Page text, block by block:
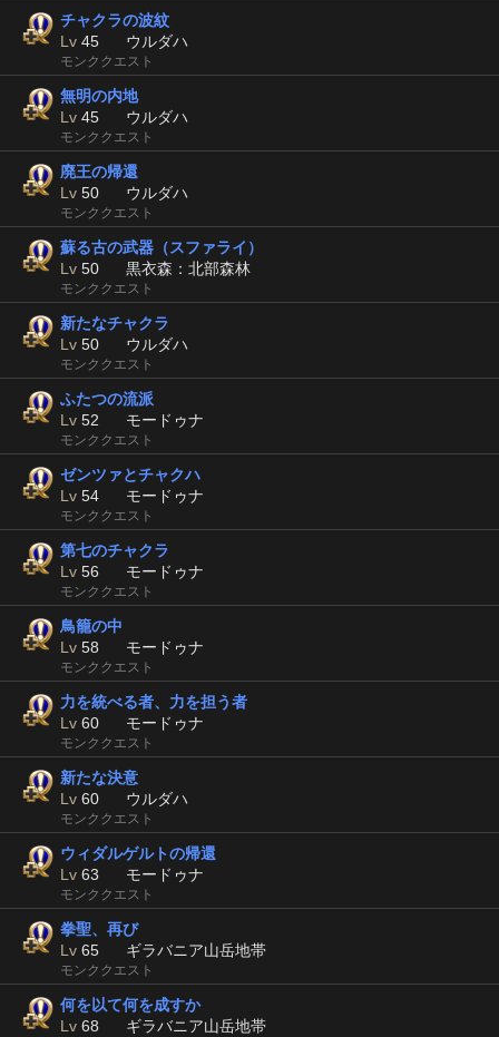
チャクラの波紋
Lv 45 ウルダハ
モンククエスト
無明の内地
Lv 45 ウルダハ
モンククエスト
廃王の帰還
Lv 50 ウルダハ
モンククエスト
蘇る古の武器（スファライ）
Lv 50 黒衣森：北部森林
モンククエスト
新たなチャクラ
Lv 50 ウルダハ
モンククエスト
ふたつの流派
Lv 52 モードゥナ
モンククエスト
ゼンツァとチャクハ
Lv 54 モードゥナ
モンククエスト
第七のチャクラ
Lv 56 モードゥナ
モンククエスト
鳥籠の中
Lv 58 モードゥナ
モンククエスト
力を統べる者、力を担う者
Lv 60 モードゥナ
モンククエスト
新たな決意
Lv 60 ウルダハ
モンククエスト
ウィダルゲルトの帰還
Lv 63 モードゥナ
モンククエスト
拳聖、再び
Lv 65 ギラバニア山岳地帯
モンククエスト
何を以て何を成すか
Lv 68 ギラバニア山岳地帯